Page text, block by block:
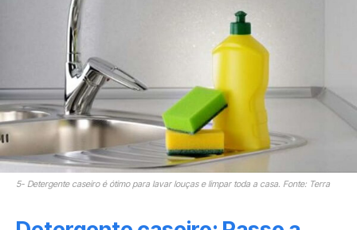
5- Detergente caseiro é ótimo para lavar louças e limpar toda a casa. Fonte: Terra